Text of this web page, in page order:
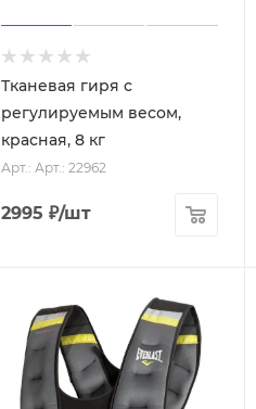
Тканевая гиря с
регулируемым весом,
красная, 8 кг
Арт.: Арт.: 22962
2995 ₽/шт